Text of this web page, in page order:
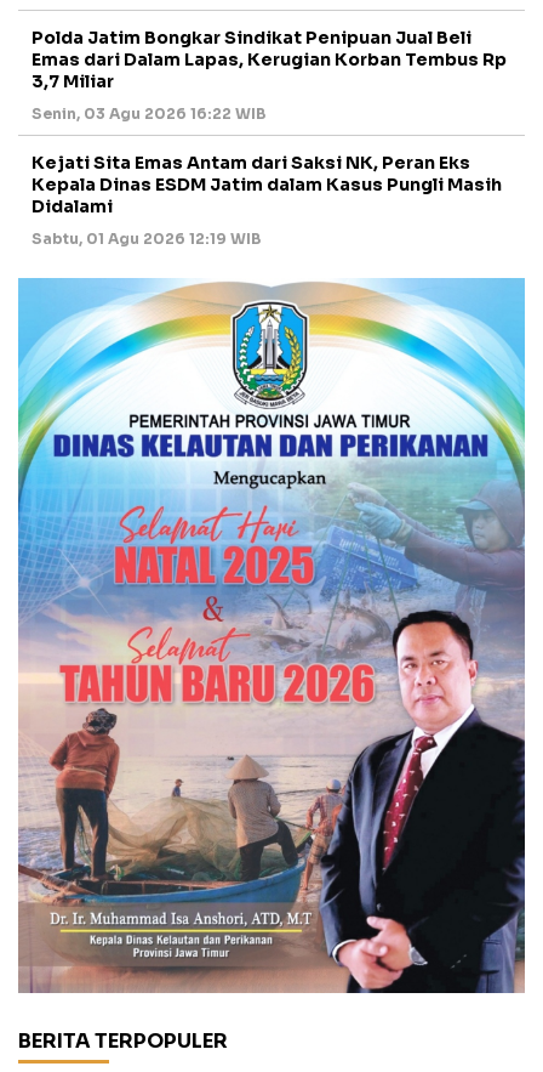
Polda Jatim Bongkar Sindikat Penipuan Jual Beli
Emas dari Dalam Lapas, Kerugian Korban Tembus Rp
3,7 Miliar
Senin, 03 Agu 2026 16:22 WIB
Kejati Sita Emas Antam dari Saksi NK, Peran Eks
Kepala Dinas ESDM Jatim dalam Kasus Pungli Masih
Didalami
Sabtu, 01 Agu 2026 12:19 WIB
BERITA TERPOPULER